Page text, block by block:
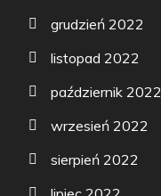
grudzień 2022
listopad 2022
październik 2022
wrzesień 2022
sierpień 2022